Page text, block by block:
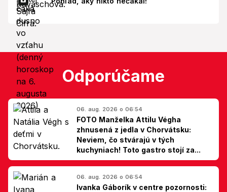
Odporúčame
06. aug. 2026 o 06:54
FOTO Manželka Attilu Végha
zhnusená z jedla v Chorvátsku:
Neviem, čo stvárajú v tých
kuchyniach! Toto gastro stojí za...
06. aug. 2026 o 06:54
Ivanka Gáborík v centre pozornosti: